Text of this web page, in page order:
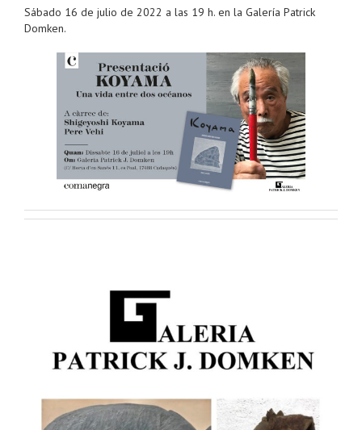
Sábado 16 de julio de 2022 a las 19 h. en la Galería Patrick
Domken.